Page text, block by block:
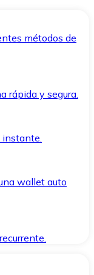
métodos de
rápida y segura.
instante.
wallet auto